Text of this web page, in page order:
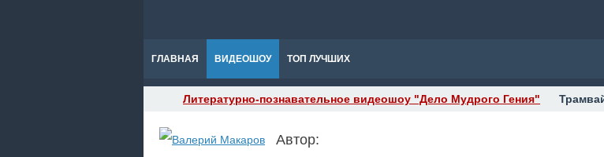
ГЛАВНАЯ ВИДЕОШОУ ТОП ЛУЧШИХ
Литературно-познавательное видеошоу "Дело Мудрого Гения"
Автор: